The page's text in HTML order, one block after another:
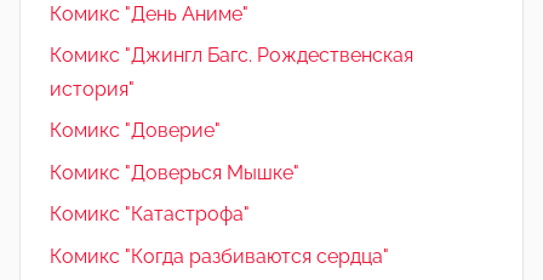
Комикс "День Аниме"
Комикс "Джингл Багс. Рождественская
история"
Комикс "Доверие"
Комикс "Доверься Мышке"
Комикс "Катастрофа"
Комикс "Когда разбиваются сердца"